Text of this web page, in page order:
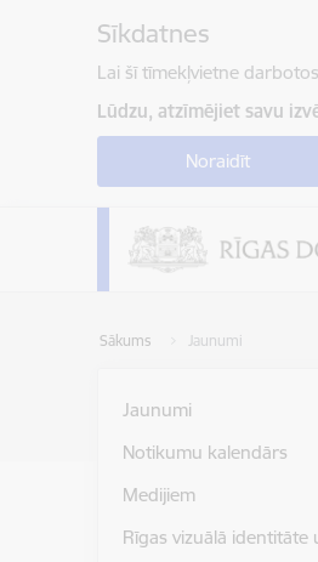
Sīkdatnes
Lai šī tīmekļvietne
Lūdzu, atzīmējiet savu
Noraidīt
Sākums Jaunumi
Jaunumi
Notikumu kalendārs
Medijiem
Rīgas vizuālā identitāte